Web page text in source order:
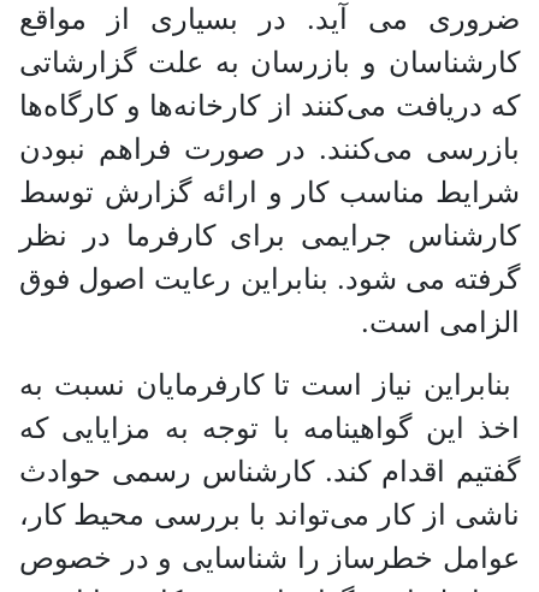
ضروری می آید. در بسیاری از مواقع
کارشناسان و بازرسان به علت گزارشاتی
که دریافت می‌کنند از کارخانه‌ها و کارگاه‌ها
بازرسی می‌کنند. در صورت فراهم نبودن
شرایط مناسب کار و ارائه گزارش توسط
کارشناس جرایمی برای کارفرما در نظر
گرفته می شود. بنابراین رعایت اصول فوق
الزامی است.
بنابراین نیاز است تا کارفرمایان نسبت به
اخذ این گواهینامه با توجه به مزایایی که
گفتیم اقدام کند. کارشناس رسمی حوادث
ناشی از کار می‌تواند با بررسی محیط کار،
عوامل خطرساز را شناسایی و در خصوص